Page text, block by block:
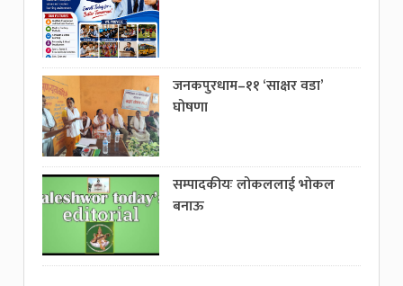
जनकपुरधाम–११ ‘साक्षर वडा’
घोषणा
सम्पादकीयः लोकललाई भोकल
बनाऊ